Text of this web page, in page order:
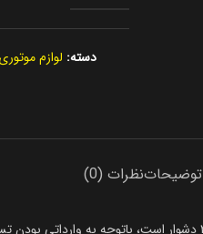
دسته: لوازم موتوری
توضیحاتنظرات (0)